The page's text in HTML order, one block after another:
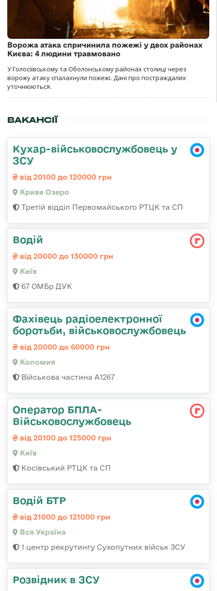
Ворожа атака спричинила пожежі у двох районах
Києва: 4 людини травмовано
У Голосіївському та Оболонському районах столиці через
ворожу атаку спалахнули пожежі. Дані про постраждалих
уточнюються.
ВАКАНСІЇ
Кухар-військовослужбовець у
ЗСУ
від 20100 до 120000 грн
Криве Озеро
Третій відділ Первомайського РТЦК та СП
Водій
від 20000 до 130000 грн
Київ
67 ОМБр ДУК
Фахівець радіоелектронної
боротьби, військовослужбовець
від 20000 до 60000 грн
Коломия
Військова частина А1267
Оператор БПЛА-
Військовослужбовець
від 20100 до 125000 грн
Київ
Косівський РТЦК та СП
Водій БТР
від 21000 до 121000 грн
Вся Україна
1 центр рекрутингу Сухопутних військ ЗСУ
Розвідник в ЗСУ